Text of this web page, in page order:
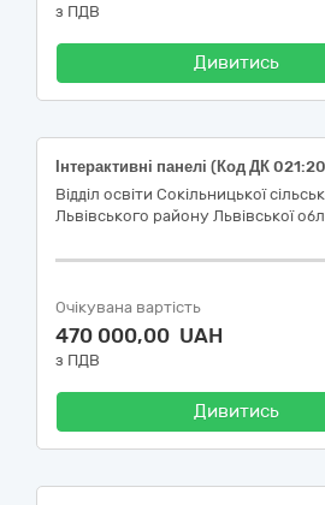
з ПДВ
Дивитись
Відділ освіти Сокільницької
Львівського району Львівської
Очікувана вартість
470 000,00 UAH
з ПДВ
Дивитись